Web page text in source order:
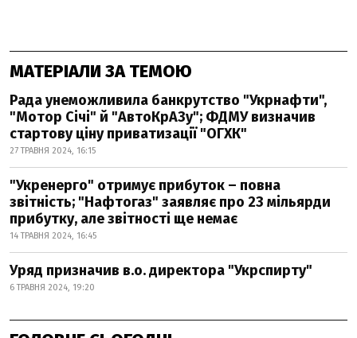
МАТЕРІАЛИ ЗА ТЕМОЮ
Рада унеможливила банкрутство "Укрнафти",
"Мотор Січі" й "АвтоКрАЗу"; ФДМУ визначив
стартову ціну приватизації "ОГХК"
27 ТРАВНЯ 2024, 16:15
"Укренерго" отримує прибуток – повна
звітність; "Нафтогаз" заявляє про 23 мільярди
прибутку, але звітності ще немає
14 ТРАВНЯ 2024, 16:45
Уряд призначив в.о. директора "Укрспирту"
6 ТРАВНЯ 2024, 19:20